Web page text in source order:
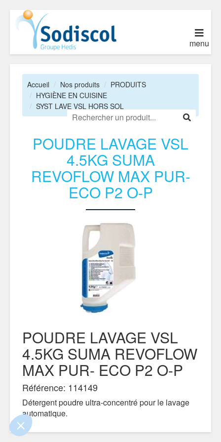
le contenu de ce site vous intéresse
on aimerait bien vous accompagner
certifiés par
Je choisis OK pour moi
menu
Accueil Nos produits
PRODUITS
HYGIÈNE EN CUISINE
SYST LAVE VSL HORS SOL
POUDRE LAVAGE VSL
4.5KG SUMA
REVOFLOW MAX PUR-
ECO P2 O-P
POUDRE LAVAGE VSL
4.5KG SUMA REVOFLOW
MAX PUR- ECO P2 O-P
Référence: 114149
Détergent poudre ultra-concentré pour le lavage
automatique.
ANCIEN CODE : 7515302